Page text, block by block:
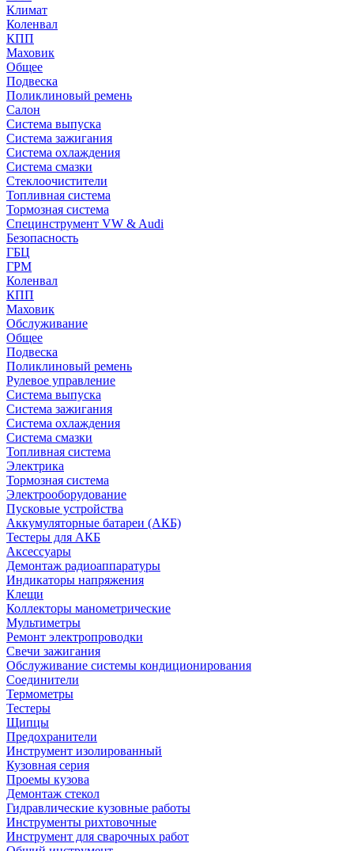
Климат
Коленвал
КПП
Маховик
Общее
Подвеска
Поликлиновый ремень
Салон
Система выпуска
Система зажигания
Система охлаждения
Система смазки
Стеклоочистители
Топливная система
Тормозная система
Специнструмент VW & Audi
Безопасность
ГБЦ
ГРМ
Коленвал
КПП
Маховик
Обслуживание
Общее
Подвеска
Поликлиновый ремень
Рулевое управление
Система выпуска
Система зажигания
Система охлаждения
Система смазки
Топливная система
Электрика
Тормозная система
Электрооборудование
Пусковые устройства
Аккумуляторные батареи (АКБ)
Тестеры для АКБ
Аксессуары
Демонтаж радиоаппаратуры
Индикаторы напряжения
Клещи
Коллекторы манометрические
Мультиметры
Ремонт электропроводки
Свечи зажигания
Обслуживание системы кондиционирования
Соединители
Термометры
Тестеры
Щипцы
Предохранители
Инструмент изолированный
Кузовная серия
Проемы кузова
Демонтаж стекол
Гидравлические кузовные работы
Инструменты рихтовочные
Инструмент для сварочных работ